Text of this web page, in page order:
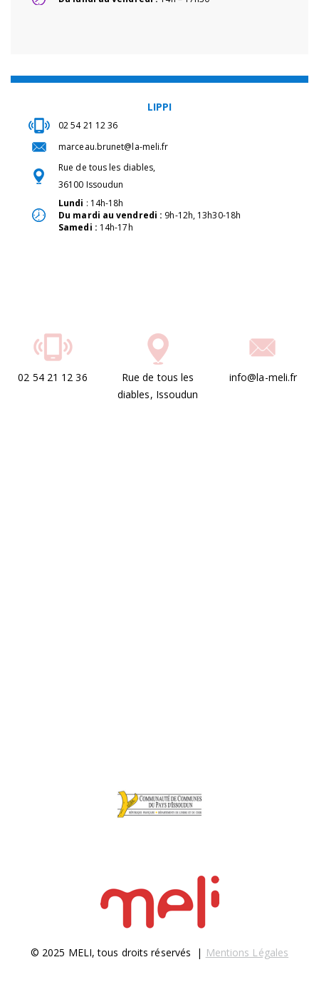
LIPPI
02 54 21 12 36
marceau.brunet@la-meli.fr
Rue de tous les diables,
36100 Issoudun
Lundi : 14h-18h
Du mardi au vendredi : 9h-12h, 13h30-18h
Samedi : 14h-17h
02 54 21 12 36
Rue de tous les
diables, Issoudun
info@la-meli.fr
© 2025 MELI, tous droits réservés | Mentions Légales